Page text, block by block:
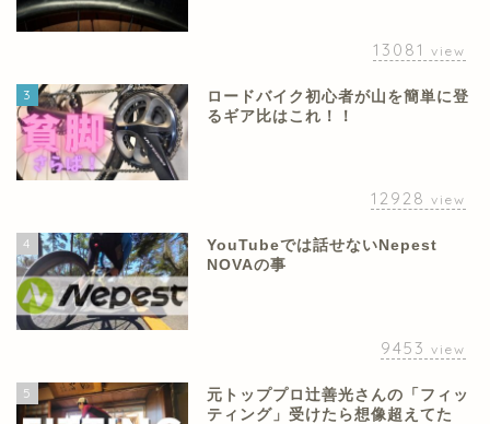
13081 view
3
ロードバイク初心者が山を簡単に登
るギア比はこれ！！
12928 view
4
YouTubeでは話せないNepest
NOVAの事
9453 view
5
元トッププロ辻善光さんの「フィッ
ティング」受けたら想像超えてた